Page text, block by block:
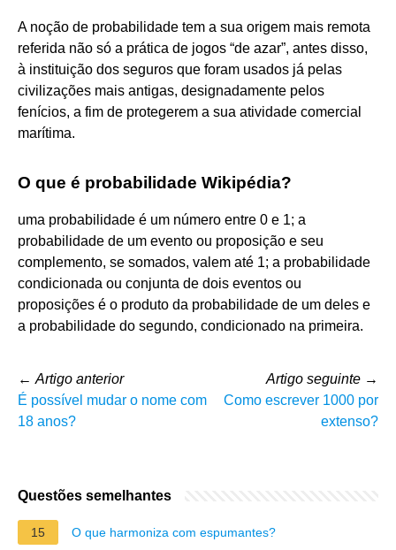
A noção de probabilidade tem a sua origem mais remota
referida não só a prática de jogos “de azar”, antes disso,
à instituição dos seguros que foram usados já pelas
civilizações mais antigas, designadamente pelos
fenícios, a fim de protegerem a sua atividade comercial
marítima.
O que é probabilidade Wikipédia?
uma probabilidade é um número entre 0 e 1; a
probabilidade de um evento ou proposição e seu
complemento, se somados, valem até 1; a probabilidade
condicionada ou conjunta de dois eventos ou
proposições é o produto da probabilidade de um deles e
a probabilidade do segundo, condicionado na primeira.
← Artigo anterior
É possível mudar o nome com
18 anos?
Artigo seguinte →
Como escrever 1000 por
extenso?
Questões semelhantes
15 O que harmoniza com espumantes?